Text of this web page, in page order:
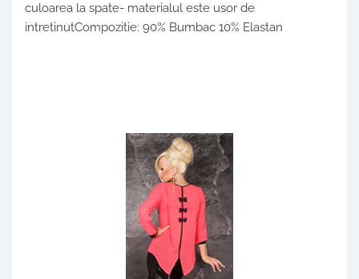
culoarea la spate- materialul este usor de
intretinutCompozitie: 90% Bumbac 10% Elastan